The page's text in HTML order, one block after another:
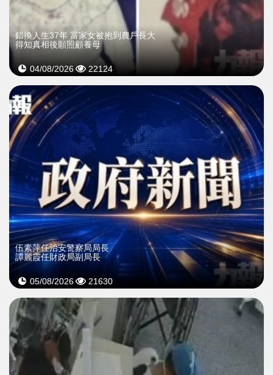
錯換人生37年 富家女被抱到農戶長大
得知真相後願照顧養母
04/08/2026 22124
伍素萍任治安警察局局長
譚麗霞任財政局副局長
05/08/2026 21630